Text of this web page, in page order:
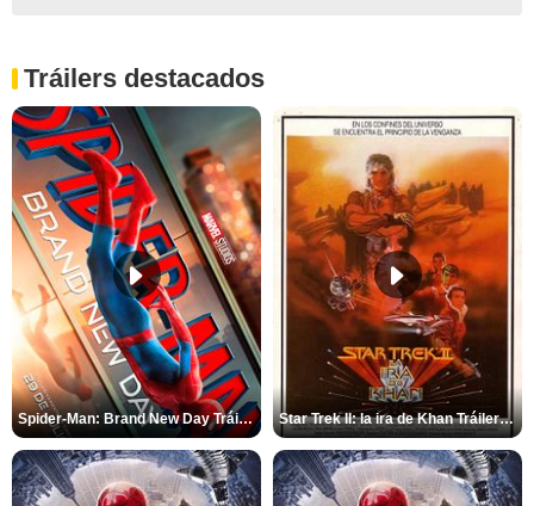
Tráilers destacados
Spider-Man: Brand New Day Tráiler (3) Star Trek II: la ira de Khan Tráiler VO